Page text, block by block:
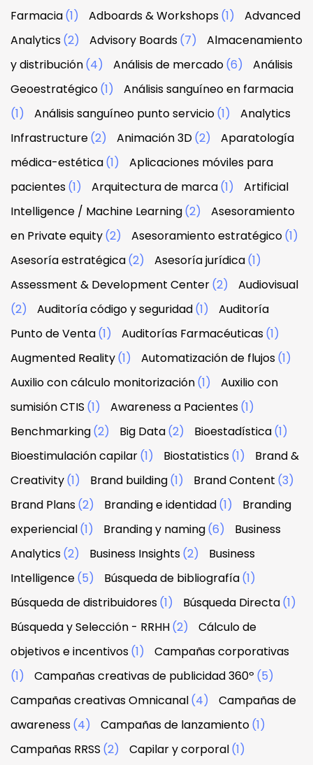
Farmacia(1) Adboards & Workshops(1)
Advanced
Analytics(2) Advisory Boards(7)
Almacenamiento
y distribución(4) Análisis de mercado(6)
Análisis
Geoestratégico(1)
Análisis sanguíneo en farmacia
(1)
Análisis sanguíneo punto servicio(1)
Analytics
Infrastructure(2) Animación 3D(2)
Aparatología
médica-estética(1)
Aplicaciones móviles para
pacientes(1) Arquitectura de marca(1)
Artificial
Intelligence / Machine Learning(2)
Asesoramiento
en Private equity(2) Asesoramiento estratégico(1)
Asesoría estratégica(2) Asesoría jurídica(1)
Assessment & Development Center(2)
Audiovisual
(2)
Auditoría código y seguridad(1)
Auditoría
Punto de Venta(1) Auditorías Farmacéuticas(1)
Augmented Reality(1) Automatización de flujos(1)
Auxilio con cálculo monitorización(1)
Auxilio con
sumisión CTIS (1) Awareness a Pacientes(1)
Benchmarking(2) Big Data(2) Bioestadística(1)
Bioestimulación capilar(1) Biostatistics(1)
Brand &
Creativity(1) Brand building(1) Brand Content (3)
Brand Plans(2) Branding e identidad(1)
Branding
experiencial(1) Branding y naming(6)
Business
Analytics(2) Business Insights(2)
Business
Intelligence(5) Búsqueda de bibliografía(1)
Búsqueda de distribuidores(1) Búsqueda Directa(1)
Búsqueda y Selección - RRHH(2)
Cálculo de
objetivos e incentivos(1)
Campañas corporativas
(1)
Campañas creativas de publicidad 360º (5)
Campañas creativas Omnicanal(4)
Campañas de
awareness(4) Campañas de lanzamiento(1)
Campañas RRSS (2) Capilar y corporal(1)